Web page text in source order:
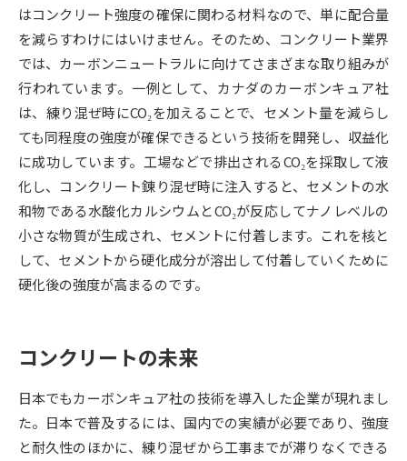
SELFBRAND特集ページ
オープンキャンパスなどを調べる
オープンキャンパス検索 実施プログラムから探す
来場型・Web型イベント特集 夢ナビライブ
受験準備 資料検索
併願校選び
先輩が入学を決めた理由 テレメール全国一斉進学調査
はコンクリート強度の確保に関わる材料なので、単に配合量
を減らすわけにはいけません。そのため、コンクリート業界
では、カーボンニュートラルに向けてさまざまな取り組みが
行われています。一例として、カナダのカーボンキュア社
は、練り混ぜ時にCO₂を加えることで、セメント量を減らし
ても同程度の強度が確保できるという技術を開発し、収益化
に成功しています。工場などで排出されるCO₂を採取して液
化し、コンクリート錬り混ぜ時に注入すると、セメントの水
和物である水酸化カルシウムとCO₂が反応してナノレベルの
小さな物質が生成され、セメントに付着します。これを核と
して、セメントから硬化成分が溶出して付着していくために
硬化後の強度が高まるのです。
コンクリートの未来
日本でもカーボンキュア社の技術を導入した企業が現れまし
た。日本で普及するには、国内での実績が必要であり、強度
と耐久性のほかに、練り混ぜから工事までが滞りなくできる